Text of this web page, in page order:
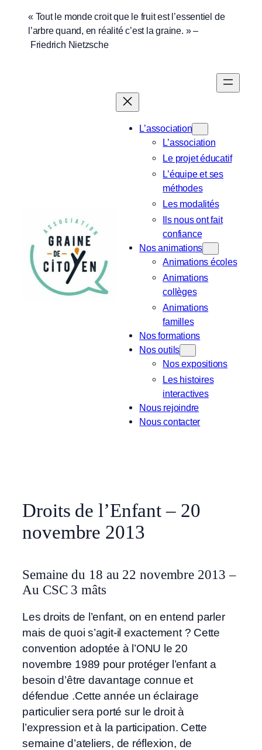
contenu
« Tout le monde croit que le fruit est l’essentiel de
l’arbre quand, en réalité c’est la graine. » –
Friedrich Nietzsche
L’association
L’association
Le projet éducatif
L’équipe et ses
méthodes
Les modalités
Ils nous ont fait
confiance
Nos animations
Animations écoles
Animations
collèges
Animations
familles
Nos formations
Nos outils
Nos expositions
Les histoires
interactives
Nous rejoindre
Nous contacter
Droits de l’Enfant – 20
novembre 2013
Semaine du 18 au 22 novembre 2013 –
Au CSC 3 mâts
Les droits de l’enfant, on en entend parler
mais de quoi s’agit-il exactement ? Cette
convention adoptée à l’ONU le 20
novembre 1989 pour protéger l’enfant a
besoin d’être davantage connue et
défendue .Cette année un éclairage
particulier sera porté sur le droit à
l’expression et à la participation. Cette
semaine d’ateliers, de réflexion, de